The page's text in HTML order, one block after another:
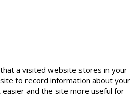
a visited website stores in your
to record information about your
and the site more useful for